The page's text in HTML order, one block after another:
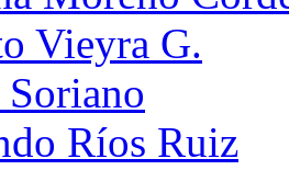
Vieyra G.
Ríos Ruiz